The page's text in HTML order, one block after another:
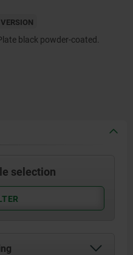
VERSION
black powder-coated.
selection